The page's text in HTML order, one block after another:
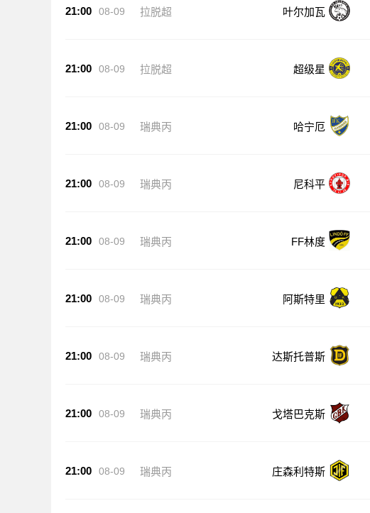
21:00 08-09 拉脱超 叶尔加瓦
21:00 08-09 拉脱超 超级星
21:00 08-09 瑞典丙 哈宁厄
21:00 08-09 瑞典丙 尼科平
21:00 08-09 瑞典丙 FF林度
21:00 08-09 瑞典丙 阿斯特里
21:00 08-09 瑞典丙 达斯托普斯
21:00 08-09 瑞典丙 戈塔巴克斯
21:00 08-09 瑞典丙 庄森利特斯